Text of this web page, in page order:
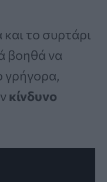
το συρτάρι
βοηθά να
γρήγορα,
κίνδυνο